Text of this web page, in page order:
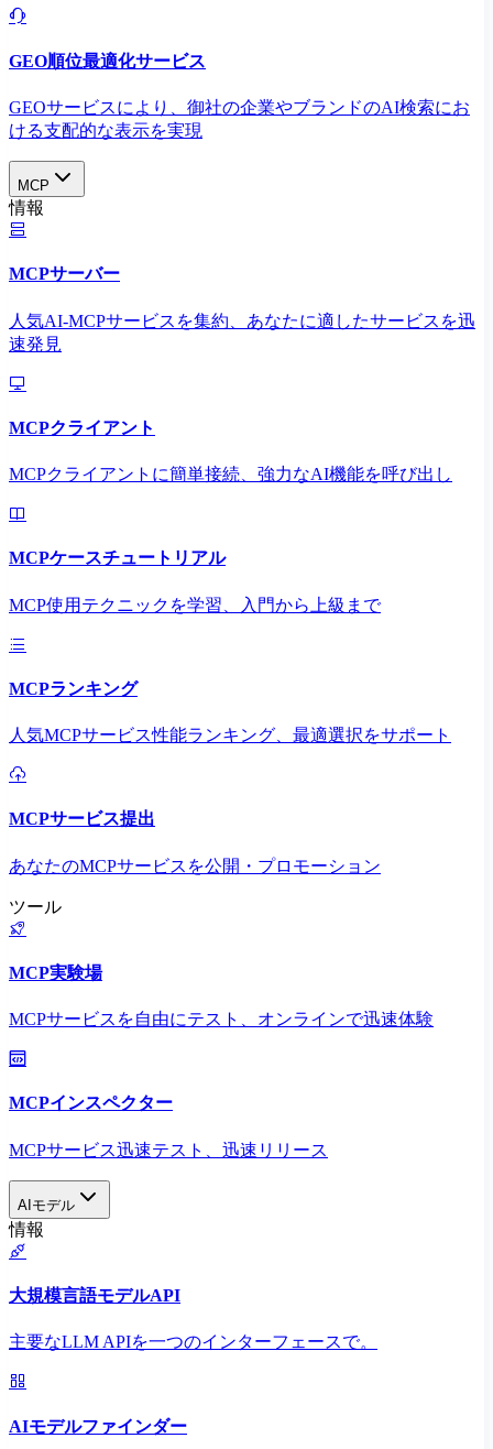
GEO順位最適化サービス
GEOサービスにより、御社の企業やブランドのAI検索にお
ける支配的な表示を実現​
MCP
情報
MCPサーバー
人気AI-MCPサービスを集約、あなたに適したサービスを迅
速発見
MCPクライアント
MCPクライアントに簡単接続、強力なAI機能を呼び出し
MCPケースチュートリアル
MCP使用テクニックを学習、入門から上級まで
MCPランキング
人気MCPサービス性能ランキング、最適選択をサポート
MCPサービス提出
あなたのMCPサービスを公開・プロモーション
ツール
MCP実験場
MCPサービスを自由にテスト、オンラインで迅速体験
MCPインスペクター
MCPサービス迅速テスト、迅速リリース
AIモデル
情報
大規模言語モデルAPI
主要なLLM APIを一つのインターフェースで。
AIモデルファインダー